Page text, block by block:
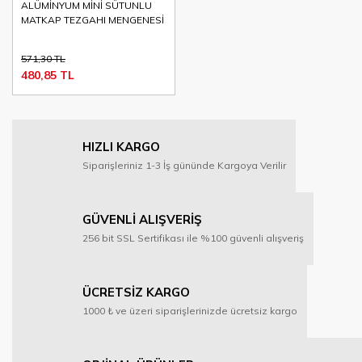
ALÜMİNYUM MİNİ SÜTUNLU
MATKAP TEZGAHI MENGENESİ
571,30 TL
480,85 TL
HIZLI KARGO
Siparişleriniz 1-3 İş gününde Kargoya Verilir
GÜVENLİ ALIŞVERİŞ
256 bit SSL Sertifikası ile %100 güvenli alışveriş
ÜCRETSİZ KARGO
1000 ₺ ve üzeri siparişlerinizde ücretsiz kargo